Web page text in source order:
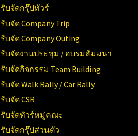
รับจัดกรุ๊ปทัวร์
รับจัด Company Trip
รับจัด Company Outing
รับจัดงานประชุม / อบรมสัมมนา
รับจัดกิจกรรม Team Building
รับจัด Walk Rally / Car Rally
รับจัด CSR
รับจัดทัวร์หมู่คณะ
รับจัดกรุ๊ปส่วนตัว